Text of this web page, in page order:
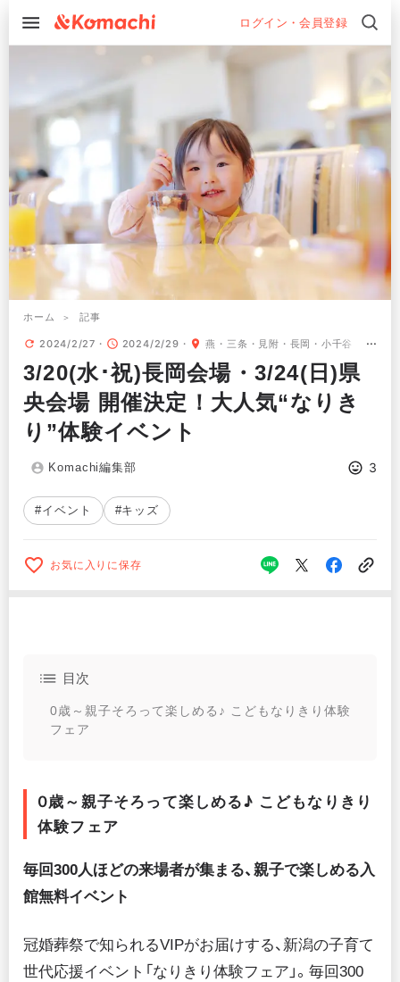
ログイン・会員登録
ホーム 記事
2024/2/27 2024/2/29 燕・三条・見附 長岡・小千谷
3/20(水･祝)長岡会場・3/24(日)県
央会場 開催決定！大人気“なりき
り”体験イベント
Komachi編集部 3
#イベント #キッズ
お気に入りに保存
目次
0歳～親子そろって楽しめる♪ こどもなりきり体験
フェア
0歳～親子そろって楽しめる♪ こどもなりきり
体験フェア
毎回300人ほどの来場者が集まる、親子で楽しめる入
館無料イベント
冠婚葬祭で知られるVIPがお届けする、新潟の子育て
世代応援イベント「なりきり体験フェア」。毎回300